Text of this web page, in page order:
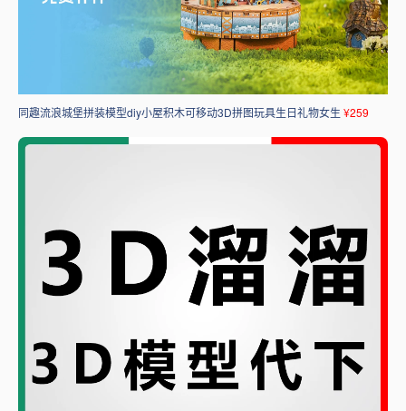
同趣流浪城堡拼装模型diy小屋积木可移动3D拼图玩具生日礼物女生 ¥259